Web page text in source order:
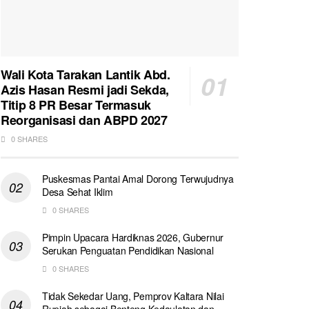
Wali Kota Tarakan Lantik Abd.
Azis Hasan Resmi jadi Sekda,
Titip 8 PR Besar Termasuk
Reorganisasi dan ABPD 2027
0 SHARES
Puskesmas Pantai Amal Dorong Terwujudnya
Desa Sehat Iklim
0 SHARES
Pimpin Upacara Hardiknas 2026, Gubernur
Serukan Penguatan Pendidikan Nasional
0 SHARES
Tidak Sekedar Uang, Pemprov Kaltara Nilai